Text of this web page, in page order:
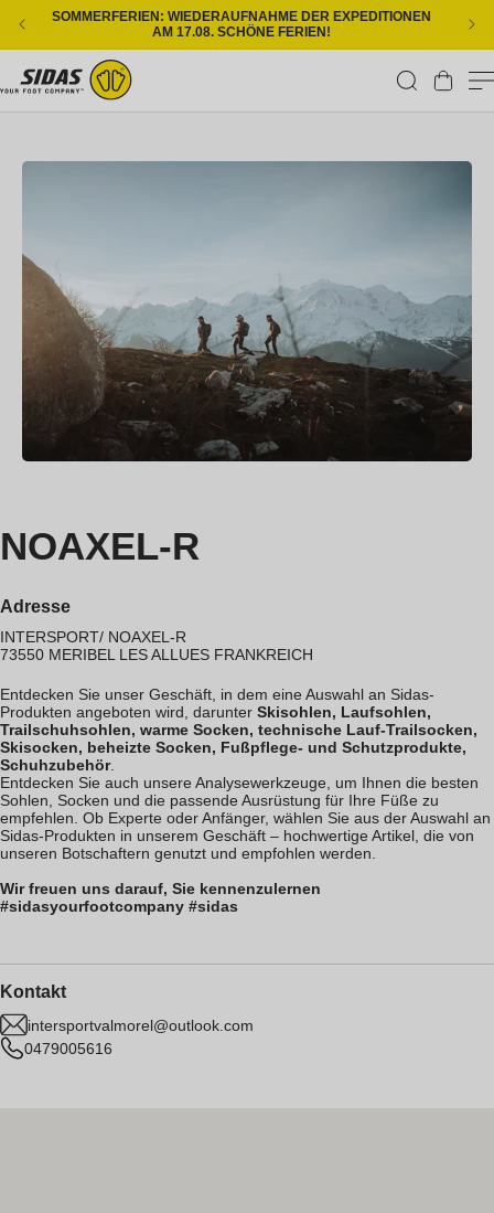
Direkt zum Inhalt
SOMMERFERIEN: WIEDERAUFNAHME DER EXPEDITIONEN
AM 17.08. SCHÖNE FERIEN!
Warenkorb
NOAXEL-R
Adresse
INTERSPORT/ NOAXEL-R
73550 MERIBEL LES ALLUES FRANKREICH
Entdecken Sie unser Geschäft, in dem eine Auswahl an Sidas-
Produkten angeboten wird, darunter Skisohlen, Laufsohlen,
Trailschuhsohlen, warme Socken, technische Lauf-Trailsocken,
Skisocken, beheizte Socken, Fußpflege- und Schutzprodukte,
Schuhzubehör.
Entdecken Sie auch unsere Analysewerkzeuge, um Ihnen die besten
Sohlen, Socken und die passende Ausrüstung für Ihre Füße zu
empfehlen. Ob Experte oder Anfänger, wählen Sie aus der Auswahl an
Sidas-Produkten in unserem Geschäft – hochwertige Artikel, die von
unseren Botschaftern genutzt und empfohlen werden.
Wir freuen uns darauf, Sie kennenzulernen
#sidasyourfootcompany #sidas
Kontakt
intersportvalmorel@outlook.com
0479005616